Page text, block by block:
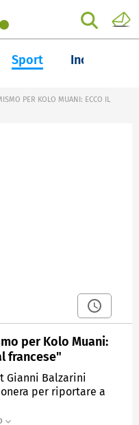
Sport Inchieste
PER KOLO MUANI: ECCO IL
per Kolo Muani:
francese"
Gianni Balzarini
per riportare a